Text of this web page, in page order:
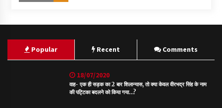
Popular Recent Comments
18/07/2020
वाह- एक ही सड़क का 2 बार शिलान्यास, तो क्या केवल वीरभद्र सिंह के नाम
की पट्टिका बदलने को किया गया…?